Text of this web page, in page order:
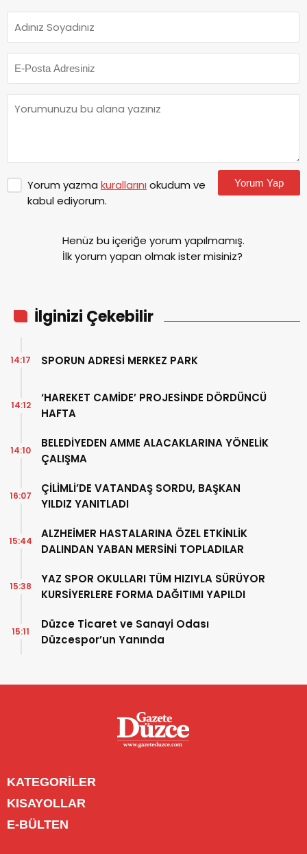
Yorum yazma kurallarını okudum ve
kabul ediyorum.
Yorum Yap
Henüz bu içeriğe yorum yapılmamış.
İlk yorum yapan olmak ister misiniz?
İlginizi Çekebilir
SPORUN ADRESİ MERKEZ PARK
14:17
‘HAREKET CAMİDE’ PROJESİNDE DÖRDÜNCÜ
HAFTA
14:12
BELEDİYEDEN AMME ALACAKLARINA YÖNELİK
ÇALIŞMA
14:10
ÇİLİMLİ’DE VATANDAŞ SORDU, BAŞKAN
YILDIZ YANITLADI
16:07
ALZHEİMER HASTALARINA ÖZEL ETKİNLİK
DALINDAN YABAN MERSİNİ TOPLADILAR
15:44
YAZ SPOR OKULLARI TÜM HIZIYLA SÜRÜYOR
KURSİYERLERE FORMA DAĞITIMI YAPILDI
15:38
Düzce Ticaret ve Sanayi Odası
Düzcespor’un Yanında
15:11
KATEGORİLER
Menü seçimi yapın. WP-ADMIN → Görünüm → Menüler
sayfasından menü eşleştirmesi yapınız.
KISAYOLLAR
Menü seçimi yapın. WP-ADMIN → Görünüm → Menüler
E-BÜLTEN